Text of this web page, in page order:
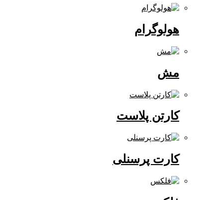
هولوگرام
کارتن پلاست
کارت پرسنلی